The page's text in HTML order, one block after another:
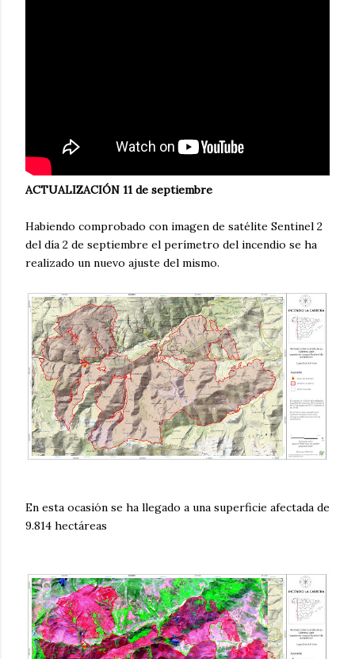
ACTUALIZACIÓN 11 de septiembre
Habiendo comprobado con imagen de satélite Sentinel 2
del día 2 de septiembre el perímetro del incendio se ha
realizado un nuevo ajuste del mismo.
En esta ocasión se ha llegado a una superficie afectada de
9.814 hectáreas